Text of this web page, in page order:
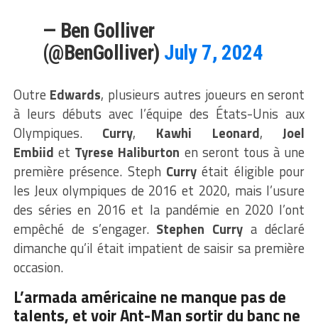
— Ben Golliver
(@BenGolliver) July 7, 2024
Outre Edwards, plusieurs autres joueurs en seront
à leurs débuts avec l’équipe des États-Unis aux
Olympiques. Curry, Kawhi Leonard,Joel
Embiid et Tyrese Haliburton en seront tous à une
première présence. Steph Curryétait éligible pour
les Jeux olympiques de 2016 et 2020, mais l’usure
des séries en 2016 et la pandémie en 2020 l’ont
empêché de s’engager. Stephen Curry a déclaré
dimanche qu’il était impatient de saisir sa première
occasion.
L’armada américaine ne manque pas de
talents, et voir Ant-Man sortir du banc ne